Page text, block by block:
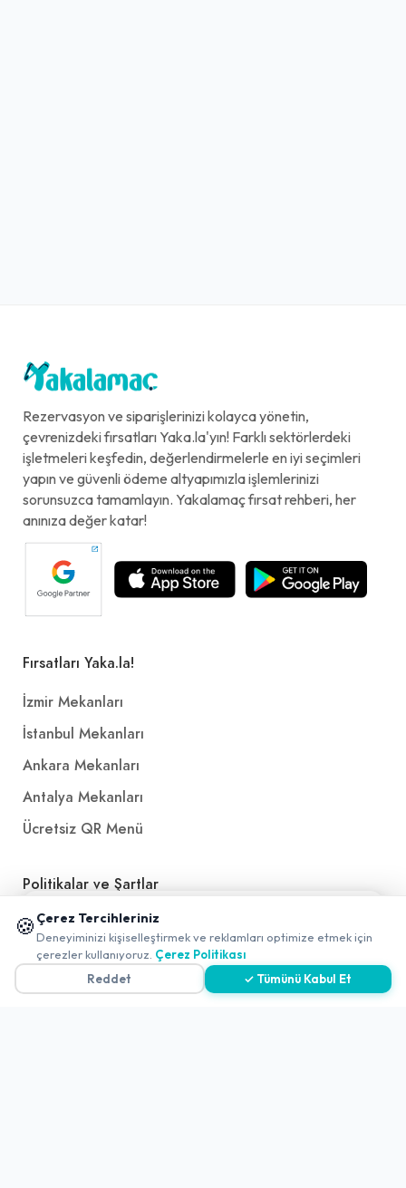
Rezervasyon ve siparişlerinizi kolayca yönetin,
çevrenizdeki fırsatları Yaka.la'yın! Farklı sektörlerdeki
işletmeleri keşfedin, değerlendirmelerle en iyi seçimleri
yapın ve güvenli ödeme altyapımızla işlemlerinizi
sorunsuzca tamamlayın. Yakalamaç fırsat rehberi, her
anınıza değer katar!
Fırsatları Yaka.la!
İzmir Mekanları
İstanbul Mekanları
Ankara Mekanları
Antalya Mekanları
Ücretsiz QR Menü
Politikalar ve Şartlar
Çerez Politikası
Gizlilik Politikası
Teslimat, İptal ve İade Politikası
🍪 Çerez Tercihleriniz
Deneyiminizi kişiselleştirmek ve reklamları optimize etmek için
çerezler kullanıyoruz. Çerez Politikası
Reddet
✓ Tümünü Kabul Et
📱 Mobil uygulamamızı keşfedin!
✖